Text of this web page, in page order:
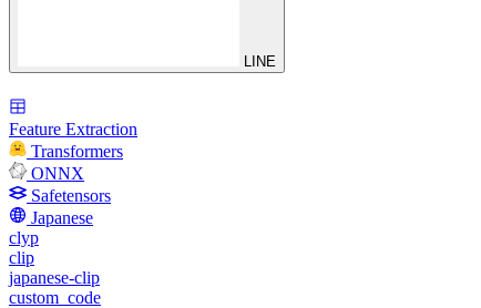
LINE
Feature Extraction
Transformers
ONNX
Safetensors
Japanese
clyp
clip
japanese-clip
custom_code